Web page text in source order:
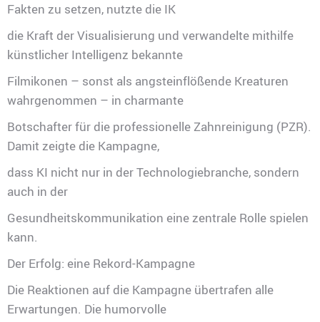
Fakten zu setzen, nutzte die IK
die Kraft der Visualisierung und verwandelte mithilfe
künstlicher Intelligenz bekannte
Filmikonen – sonst als angsteinflößende Kreaturen
wahrgenommen – in charmante
Botschafter für die professionelle Zahnreinigung (PZR).
Damit zeigte die Kampagne,
dass KI nicht nur in der Technologiebranche, sondern
auch in der
Gesundheitskommunikation eine zentrale Rolle spielen
kann.
Der Erfolg: eine Rekord-Kampagne
Die Reaktionen auf die Kampagne übertrafen alle
Erwartungen. Die humorvolle